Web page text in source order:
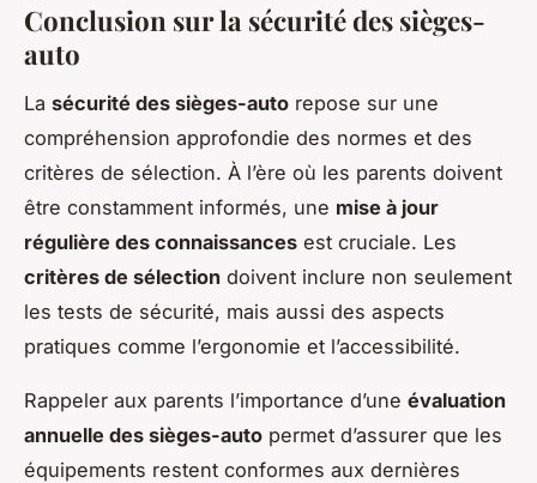
Conclusion sur la sécurité des sièges-
auto
La sécurité des sièges-auto repose sur une
compréhension approfondie des normes et des
critères de sélection. À l’ère où les parents doivent
être constamment informés, une mise à jour
régulière des connaissances est cruciale. Les
critères de sélection doivent inclure non seulement
les tests de sécurité, mais aussi des aspects
pratiques comme l’ergonomie et l’accessibilité.
Rappeler aux parents l’importance d’une évaluation
annuelle des sièges-auto permet d’assurer que les
équipements restent conformes aux dernières